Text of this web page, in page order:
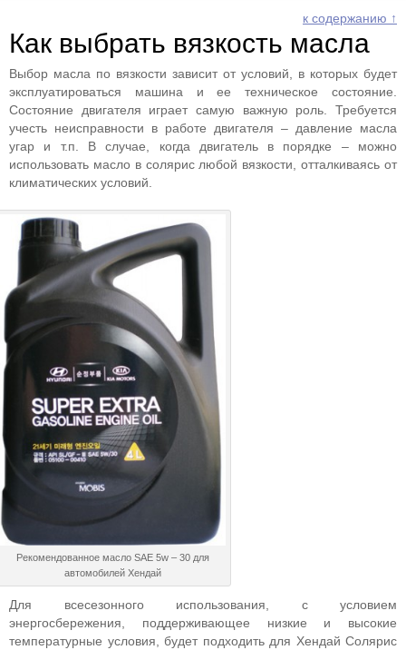
к содержанию ↑
Как выбрать вязкость масла
Выбор масла по вязкости зависит от условий, в которых будет
эксплуатироваться машина и ее техническое состояние.
Состояние двигателя играет самую важную роль. Требуется
учесть неисправности в работе двигателя – давление масла
угар и т.п. В случае, когда двигатель в порядке – можно
использовать масло в солярис любой вязкости, отталкиваясь от
климатических условий.
Рекомендованное масло SAE 5w – 30 для
автомобилей Хендай
Для всесезонного использования, с условием
энергосбережения, поддерживающее низкие и высокие
температурные условия, будет подходить для Хендай Солярис